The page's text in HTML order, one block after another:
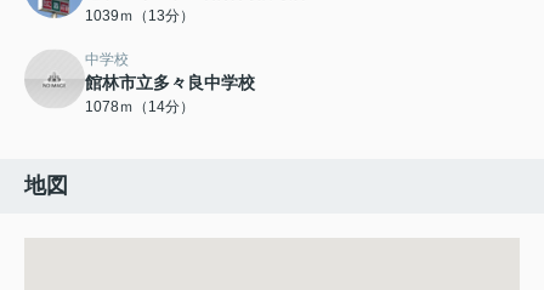
1039ｍ（13分）
中学校
館林市立多々良中学校
1078ｍ（14分）
地図